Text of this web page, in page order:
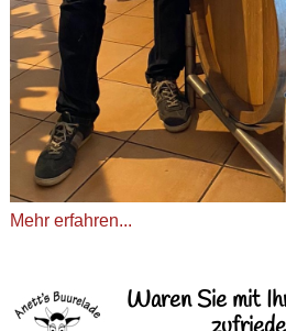
Mehr erfahren...
Waren Sie mit